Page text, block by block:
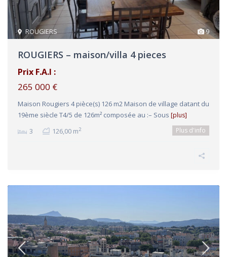
9
ROUGIERS
ROUGIERS – maison/villa 4 pieces
Prix F.A.I :
265 000 €
Maison Rougiers 4 pièce(s) 126 m2 Maison de village datant du
19ème siècle T4/5 de 126m² composée au :– Sous [plus]
3 126,00 m2 Plus d'info